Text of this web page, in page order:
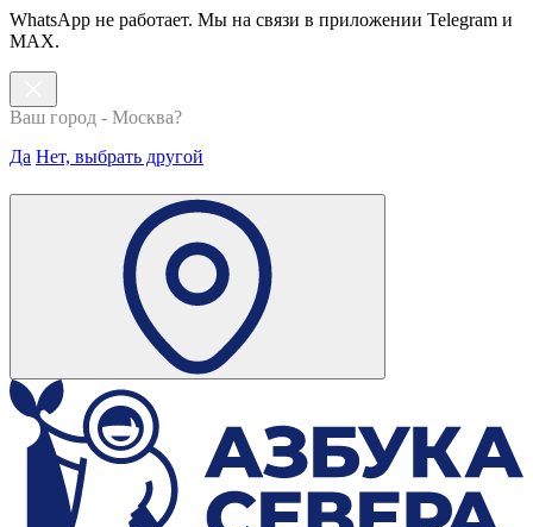
WhatsApp не работает. Мы на связи в приложении Telegram и
MAX.
Ваш город - Москва?
Да Нет, выбрать другой